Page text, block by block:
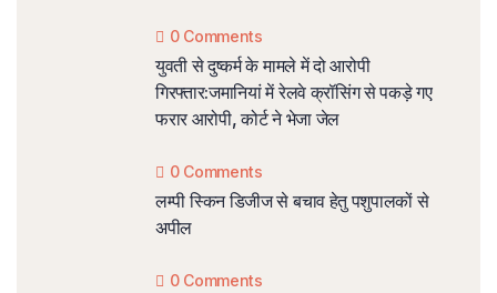
0 Comments
युवती से दुष्कर्म के मामले में दो आरोपी
गिरफ्तार:जमानियां में रेलवे क्रॉसिंग से पकड़े गए
फरार आरोपी, कोर्ट ने भेजा जेल
0 Comments
लम्पी स्किन डिजीज से बचाव हेतु पशुपालकों से
अपील
0 Comments